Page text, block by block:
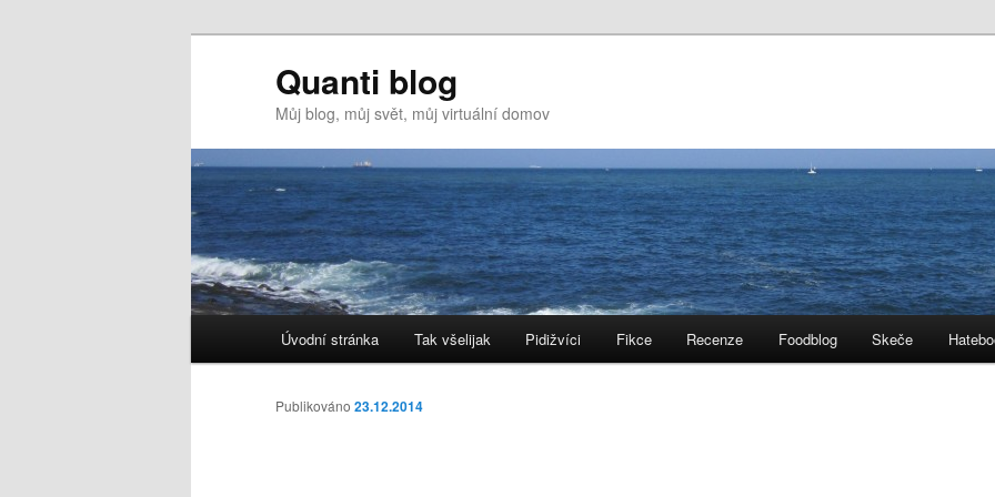
Quanti blog
Můj blog, můj svět, můj virtuální domov
Přejít
k
Úvodní stránka Tak všelijak Pidižvíci Fikce Recenze Foodblog Skeče
Publikováno 23.12.2014